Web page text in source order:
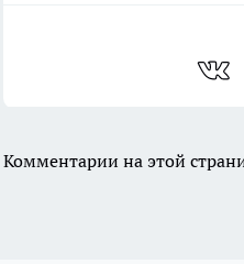
Комментарии на этой